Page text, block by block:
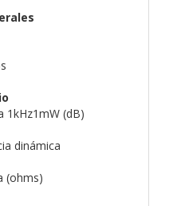
1kHz1mW (dB)
dinámica
(ohms)